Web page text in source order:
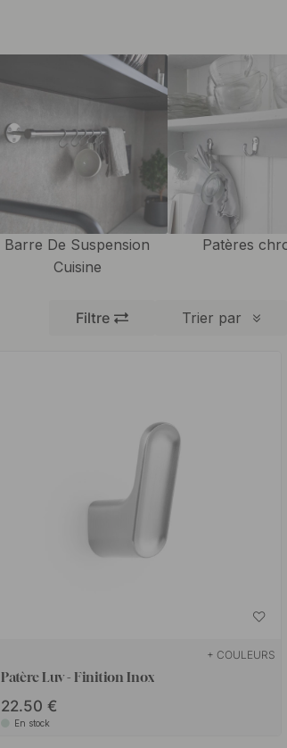
Barre De Suspension
Cuisine
Patères
Trier par
Filtre
+ COULEURS
Patère Luv - Finition Inox
22.50 €
En stock